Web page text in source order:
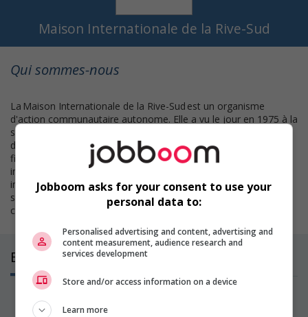
Maison Internationale de la Rive-Sud
Qui sommes-nous
La Maison Internationale de la Rive-Sud est un organisme
d'action communautaire autonome. Elle a vu le jour en 1975 à la
suite du regroupement de plusieurs associations ayant à cœur
de satisfaire les besoins particuliers des nouveaux arrivants. Au
fil des années, elle s'est imposée comme un acteur
incontournable dans le domaine de l'intégration des personnes
immigrantes et réfugiées sur la Rive-Sud. Elle est souvent
sollicitée pour son expertise, participe à plusieurs tables de
concertation et siège à de nombreux comités consultatifs.
Emplois(0)
Jobboom asks for your consent to use your
personal data to:
Personalised advertising and content, advertising and
content measurement, audience research and
services development
Store and/or access information on a device
Learn more